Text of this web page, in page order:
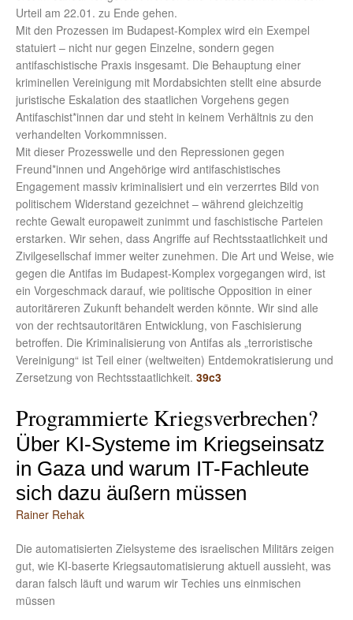
Urteil am 22.01. zu Ende gehen.
Mit den Prozessen im Budapest-Komplex wird ein Exempel
statuiert – nicht nur gegen Einzelne, sondern gegen
antifaschistische Praxis insgesamt. Die Behauptung einer
kriminellen Vereinigung mit Mordabsichten stellt eine absurde
juristische Eskalation des staatlichen Vorgehens gegen
Antifaschist*innen dar und steht in keinem Verhältnis zu den
verhandelten Vorkommnissen.
Mit dieser Prozesswelle und den Repressionen gegen
Freund*innen und Angehörige wird antifaschistisches
Engagement massiv kriminalisiert und ein verzerrtes Bild von
politischem Widerstand gezeichnet – während gleichzeitig
rechte Gewalt europaweit zunimmt und faschistische Parteien
erstarken. Wir sehen, dass Angriffe auf Rechtsstaatlichkeit und
Zivilgesellschaf immer weiter zunehmen. Die Art und Weise, wie
gegen die Antifas im Budapest-Komplex vorgegangen wird, ist
ein Vorgeschmack darauf, wie politische Opposition in einer
autoritäreren Zukunft behandelt werden könnte. Wir sind alle
von der rechtsautoritären Entwicklung, von Faschisierung
betroffen. Die Kriminalisierung von Antifas als „terroristische
Vereinigung“ ist Teil einer (weltweiten) Entdemokratisierung und
Zersetzung von Rechtsstaatlichkeit. 39c3
Programmierte Kriegsverbrechen?
Über KI-Systeme im Kriegseinsatz
in Gaza und warum IT-Fachleute
sich dazu äußern müssen
Rainer Rehak
Die automatisierten Zielsysteme des israelischen Militärs zeigen
gut, wie KI-baserte Kriegsautomatisierung aktuell aussieht, was
daran falsch läuft und warum wir Techies uns einmischen
müssen